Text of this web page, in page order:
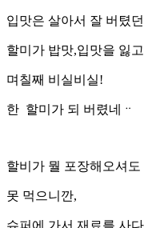
입맛은 살아서 잘 버텼던
할미가 밥맛,입맛을 잃고
며칠째 비실비실!
한 할미가 되 버렸네ᆢ
할비가 뭘 포장해오셔도
못 먹으니깐,
슈퍼에 가서 재료를 사다